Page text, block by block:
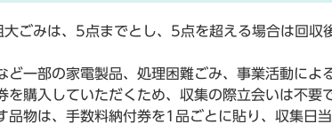
ごみは、5点までとし、5点を超える場合は回収
ど一部の家電製品、処理困難ごみ、事業活動によ
を購入していただくため、収集の際立会いは不要
品物は、手数料納付券を1品ごとに貼り、収集日